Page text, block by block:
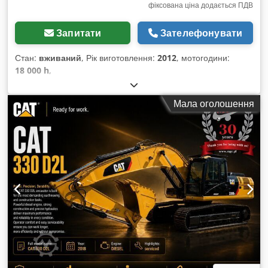
фіксована ціна додається ПДВ
Запитати Зателефонувати
Стан: вживаний, Рік виготовлення: 2012, мотогодини:
18 000 h,
Мала оголошення